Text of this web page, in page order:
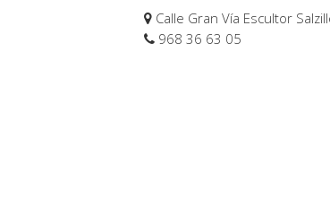
Calle Gran Vía Escultor
968 36 63 05